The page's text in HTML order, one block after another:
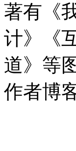
著有《
计》《
道》等
作者博